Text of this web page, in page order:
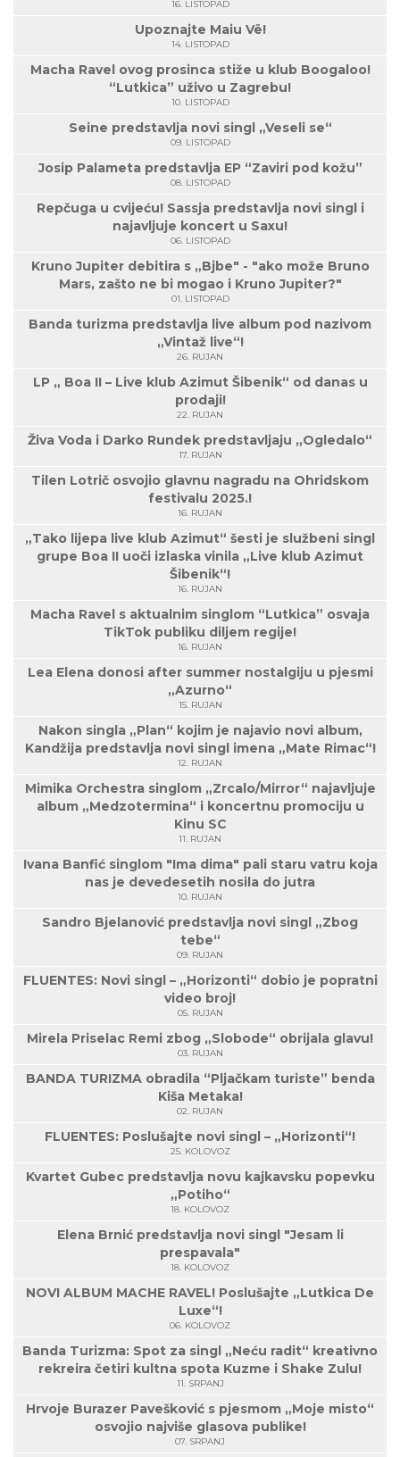
16. LISTOPAD
Upoznajte Maiu Vë!
14. LISTOPAD
Macha Ravel ovog prosinca stiže u klub Boogaloo!
“Lutkica” uživo u Zagrebu!
10. LISTOPAD
Seine predstavlja novi singl „Veseli se“
09. LISTOPAD
Josip Palameta predstavlja EP “Zaviri pod kožu”
08. LISTOPAD
Repčuga u cvijeću! Sassja predstavlja novi singl i
najavljuje koncert u Saxu!
06. LISTOPAD
Kruno Jupiter debitira s „Bjbe" - "ako može Bruno
Mars, zašto ne bi mogao i Kruno Jupiter?"
01. LISTOPAD
Banda turizma predstavlja live album pod nazivom
„Vintaž live“!
26. RUJAN
LP „ Boa II – Live klub Azimut Šibenik“ od danas u
prodaji!
22. RUJAN
Živa Voda i Darko Rundek predstavljaju „Ogledalo“
17. RUJAN
Tilen Lotrič osvojio glavnu nagradu na Ohridskom
festivalu 2025.!
16. RUJAN
„Tako lijepa live klub Azimut“ šesti je službeni singl
grupe Boa II uoči izlaska vinila „Live klub Azimut
Šibenik“!
16. RUJAN
Macha Ravel s aktualnim singlom “Lutkica” osvaja
TikTok publiku diljem regije!
16. RUJAN
Lea Elena donosi after summer nostalgiju u pjesmi
„Azurno“
15. RUJAN
Nakon singla „Plan“ kojim je najavio novi album,
Kandžija predstavlja novi singl imena „Mate Rimac“!
12. RUJAN
Mimika Orchestra singlom „Zrcalo/Mirror“ najavljuje
album „Medzotermina“ i koncertnu promociju u
Kinu SC
11. RUJAN
Ivana Banfić singlom "Ima dima" pali staru vatru koja
nas je devedesetih nosila do jutra
10. RUJAN
Sandro Bjelanović predstavlja novi singl „Zbog
tebe“
09. RUJAN
FLUENTES: Novi singl – „Horizonti“ dobio je popratni
video broj!
05. RUJAN
Mirela Priselac Remi zbog „Slobode“ obrijala glavu!
03. RUJAN
BANDA TURIZMA obradila “Pljačkam turiste” benda
Kiša Metaka!
02. RUJAN
FLUENTES: Poslušajte novi singl – „Horizonti“!
25. KOLOVOZ
Kvartet Gubec predstavlja novu kajkavsku popevku
„Potiho“
18. KOLOVOZ
Elena Brnić predstavlja novi singl "Jesam li
prespavala"
18. KOLOVOZ
NOVI ALBUM MACHE RAVEL! Poslušajte „Lutkica De
Luxe“!
06. KOLOVOZ
Banda Turizma: Spot za singl „Neću radit“ kreativno
rekreira četiri kultna spota Kuzme i Shake Zulu!
11. SRPANJ
Hrvoje Burazer Pavešković s pjesmom „Moje misto“
osvojio najviše glasova publike!
07. SRPANJ